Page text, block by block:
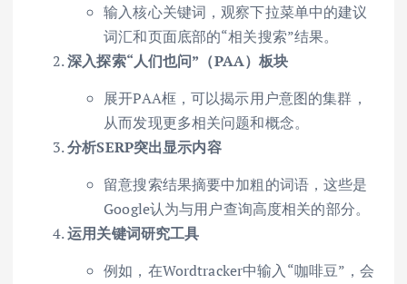
输入核心关键词，观察下拉菜单中的建议
词汇和页面底部的“相关搜索”结果。
深入探索“人们也问”（PAA）板块
展开PAA框，可以揭示用户意图的集群，
从而发现更多相关问题和概念。
分析SERP突出显示内容
留意搜索结果摘要中加粗的词语，这些是
Google认为与用户查询高度相关的部分。
运用关键词研究工具
例如，在Wordtracker中输入“咖啡豆”，会